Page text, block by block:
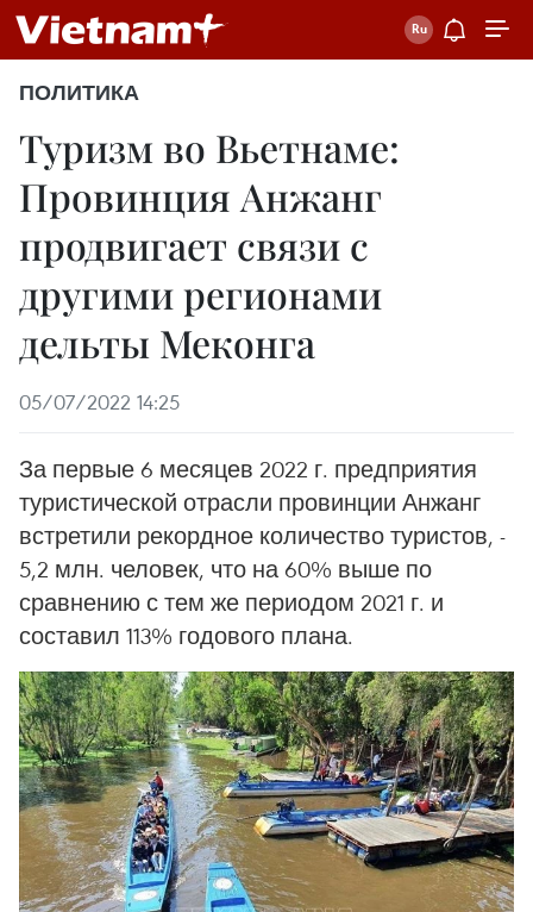
ПОЛИТИКА
Туризм во Вьетнаме:
Провинция Анжанг
продвигает связи с
другими регионами
дельты Меконга
05/07/2022 14:25
За первые 6 месяцев 2022 г. предприятия
туристической отрасли провинции Анжанг
встретили рекордное количество туристов, -
5,2 млн. человек, что на 60% выше по
сравнению с тем же периодом 2021 г. и
составил 113% годового плана.